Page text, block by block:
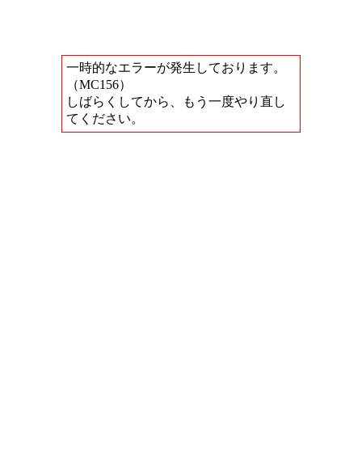
一時的なエラーが発生しております。
（MC156）
しばらくしてから、もう一度やり直し
てください。